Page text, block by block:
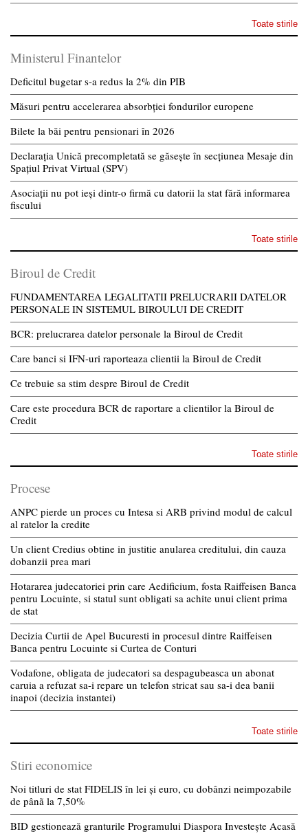
Toate stirile
Ministerul Finantelor
Deficitul bugetar s-a redus la 2% din PIB
Măsuri pentru accelerarea absorbției fondurilor europene
Bilete la băi pentru pensionari în 2026
Declarația Unică precompletată se găsește în secțiunea Mesaje din
Spațiul Privat Virtual (SPV)
Asociații nu pot ieși dintr-o firmă cu datorii la stat fără informarea
fiscului
Toate stirile
Biroul de Credit
FUNDAMENTAREA LEGALITATII PRELUCRARII DATELOR
PERSONALE IN SISTEMUL BIROULUI DE CREDIT
BCR: prelucrarea datelor personale la Biroul de Credit
Care banci si IFN-uri raporteaza clientii la Biroul de Credit
Ce trebuie sa stim despre Biroul de Credit
Care este procedura BCR de raportare a clientilor la Biroul de
Credit
Toate stirile
Procese
ANPC pierde un proces cu Intesa si ARB privind modul de calcul
al ratelor la credite
Un client Credius obtine in justitie anularea creditului, din cauza
dobanzii prea mari
Hotararea judecatoriei prin care Aedificium, fosta Raiffeisen Banca
pentru Locuinte, si statul sunt obligati sa achite unui client prima
de stat
Decizia Curtii de Apel Bucuresti in procesul dintre Raiffeisen
Banca pentru Locuinte si Curtea de Conturi
Vodafone, obligata de judecatori sa despagubeasca un abonat
caruia a refuzat sa-i repare un telefon stricat sau sa-i dea banii
inapoi (decizia instantei)
Toate stirile
Stiri economice
Noi titluri de stat FIDELIS în lei și euro, cu dobânzi neimpozabile
de pânã la 7,50%
BID gestionează granturile Programului Diaspora Investește Acasă